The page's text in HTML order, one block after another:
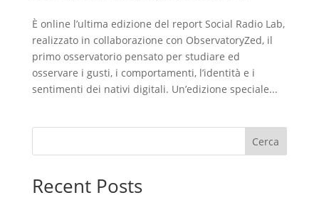
È online l’ultima edizione del report Social Radio Lab,
realizzato in collaborazione con ObservatoryZed, il
primo osservatorio pensato per studiare ed
osservare i gusti, i comportamenti, l’identità e i
sentimenti dei nativi digitali. Un’edizione speciale...
Cerca
Recent Posts